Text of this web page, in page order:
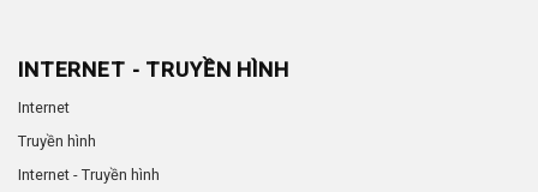
INTERNET - TRUYỀN HÌNH
Internet
Truyền hình
Internet - Truyền hình